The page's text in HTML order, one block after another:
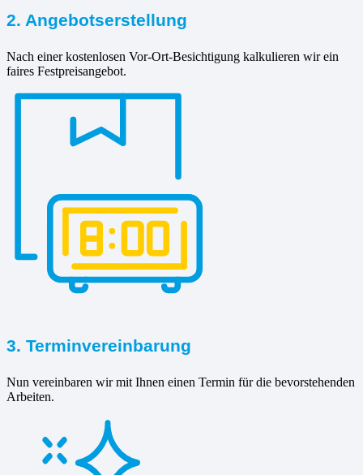
2. Angebotserstellung
Nach einer kostenlosen Vor-Ort-Besichtigung kalkulieren wir ein
faires Festpreisangebot.
3. Terminvereinbarung
Nun vereinbaren wir mit Ihnen einen Termin für die bevorstehenden
Arbeiten.